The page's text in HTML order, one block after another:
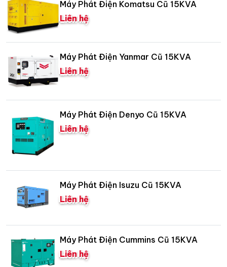
Máy Phát Điện Komatsu Cũ 15KVA
Liên hệ
Máy Phát Điện Yanmar Cũ 15KVA
Liên hệ
Máy Phát Điện Denyo Cũ 15KVA
Liên hệ
Máy Phát Điện Isuzu Cũ 15KVA
Liên hệ
Máy Phát Điện Cummins Cũ 15KVA
Liên hệ